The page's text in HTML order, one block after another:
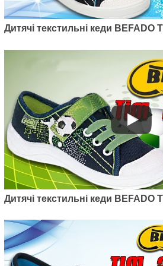
Дитячі текстильні кеди BEFADO
Дитячі текстильні кеди BEFADO